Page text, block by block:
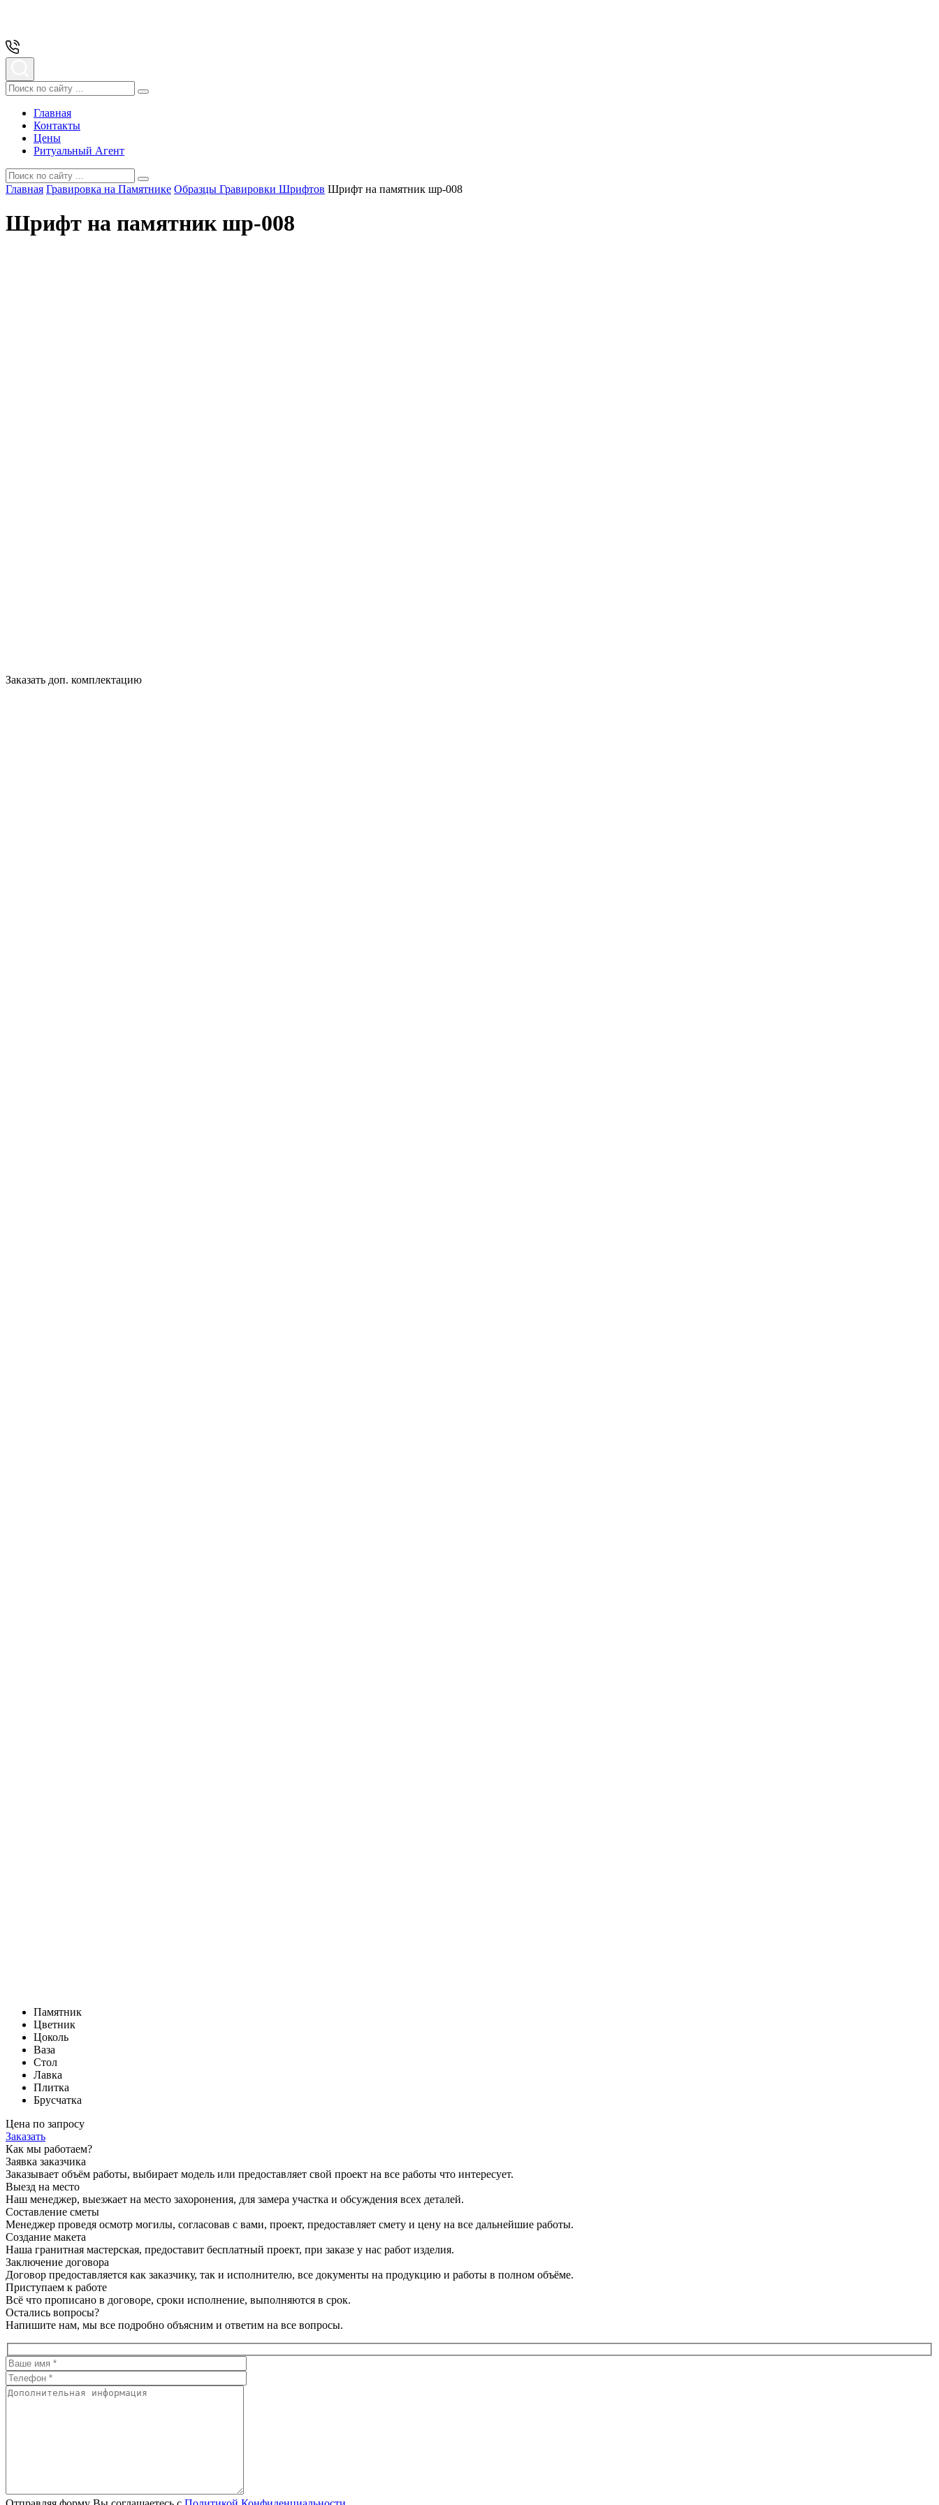
Главная
Контакты
Цены
Ритуальный Агент
Главная Гравировка на Памятнике Образцы Гравировки Шрифтов Шрифт на памятник шр-008
Шрифт на памятник шр-008
Заказать доп. комплектацию
Памятник
Цветник
Цоколь
Ваза
Стол
Лавка
Плитка
Брусчатка
Цена по запросу
Заказать
Как мы работаем?
Заявка заказчика
Заказывает объём работы, выбирает модель или предоставляет свой проект на все работы что интересует.
Выезд на место
Наш менеджер, выезжает на место захоронения, для замера участка и обсуждения всех деталей.
Составление сметы
Менеджер проведя осмотр могилы, согласовав с вами, проект, предоставляет смету и цену на все дальнейшие работы.
Создание макета
Наша гранитная мастерская, предоставит бесплатный проект, при заказе у нас работ изделия.
Заключение договора
Договор предоставляется как заказчику, так и исполнителю, все документы на продукцию и работы в полном объёме.
Приступаем к работе
Всё что прописано в договоре, сроки исполнение, выполняются в срок.
Остались вопросы?
Напишите нам, мы все подробно объясним и ответим на все вопросы.